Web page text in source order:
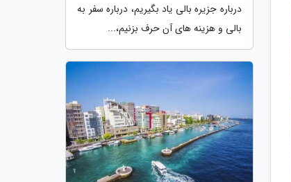
درباره جزیره بالی یاد بگیریم، درباره سفر به
بالی و هزینه های آن حرف بزنیم،...